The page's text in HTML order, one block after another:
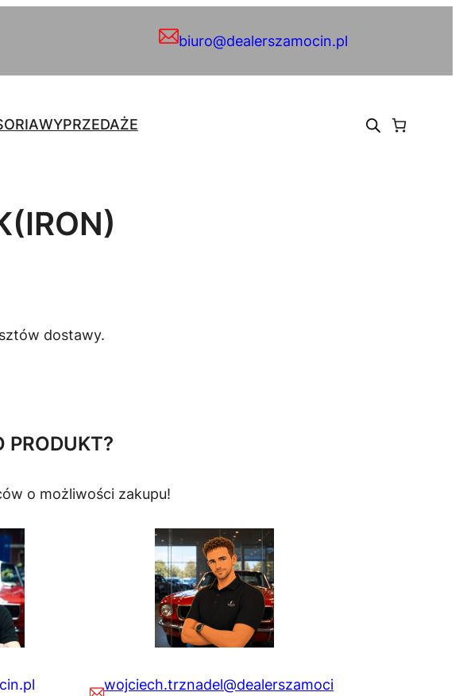
biuro@dealerszamocin.pl
WYPRZEDAŻE
dostawy.
PRODUKT?
o możliwości zakupu!
wojciech.trznadel@dealerszamoci